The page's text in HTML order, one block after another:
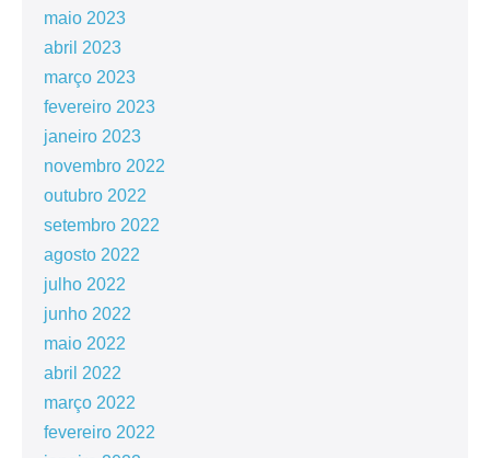
maio 2023
abril 2023
março 2023
fevereiro 2023
janeiro 2023
novembro 2022
outubro 2022
setembro 2022
agosto 2022
julho 2022
junho 2022
maio 2022
abril 2022
março 2022
fevereiro 2022